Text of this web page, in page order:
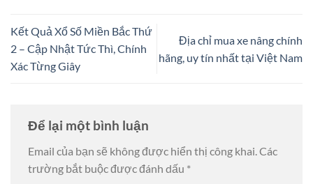
Kết Quả Xổ Số Miền Bắc Thứ
2 – Cập Nhật Tức Thì, Chính
Xác Từng Giây
Địa chỉ mua xe nâng chính
hãng, uy tín nhất tại Việt Nam
Để lại một bình luận
Email của bạn sẽ không được hiển thị công khai.Các
trường bắt buộc được đánh dấu *